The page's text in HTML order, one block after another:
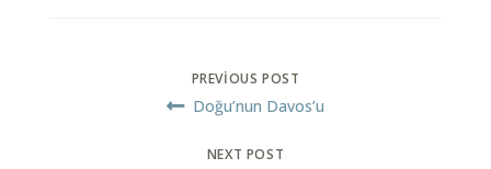
PREVIOUS POST
Doğu’nun Davos’u
NEXT POST